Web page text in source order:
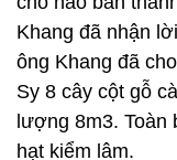
Khang đã nhận
ông Khang đã
Sy 8 cây cột gỗ
lượng 8m3. Toàn
hạt kiểm lâm.